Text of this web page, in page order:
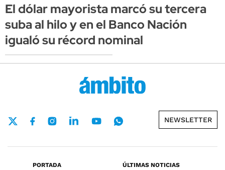
El dólar mayorista marcó su tercera
suba al hilo y en el Banco Nación
igualó su récord nominal
NEWSLETTER
PORTADA
ÚLTIMAS NOTICIAS